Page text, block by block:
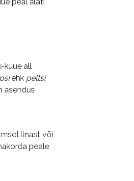
kuue all
ehk peltsi.
asendus
linast või
peale